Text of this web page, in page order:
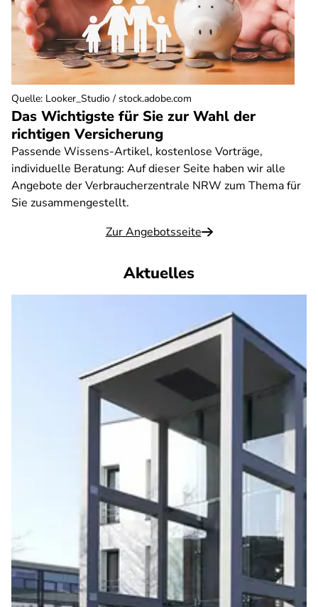
Das Wichtigste für Sie zur Wahl der
richtigen Versicherung
Passende Wissens-Artikel, kostenlose Vorträge,
individuelle Beratung: Auf dieser Seite haben wir alle
Angebote der Verbraucherzentrale NRW zum Thema für
Sie zusammengestellt.
Zur Angebotsseite
Quelle: Looker_Studio / stock.adobe.com
Aktuelles